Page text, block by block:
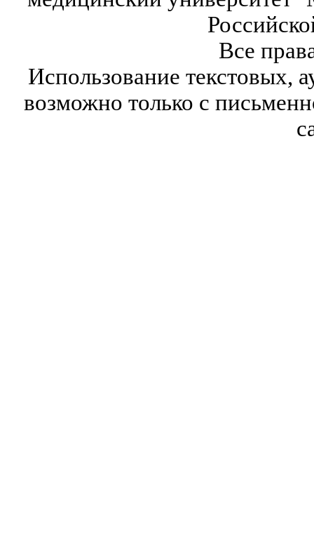
Все
Использование текстовых,
возможно только с